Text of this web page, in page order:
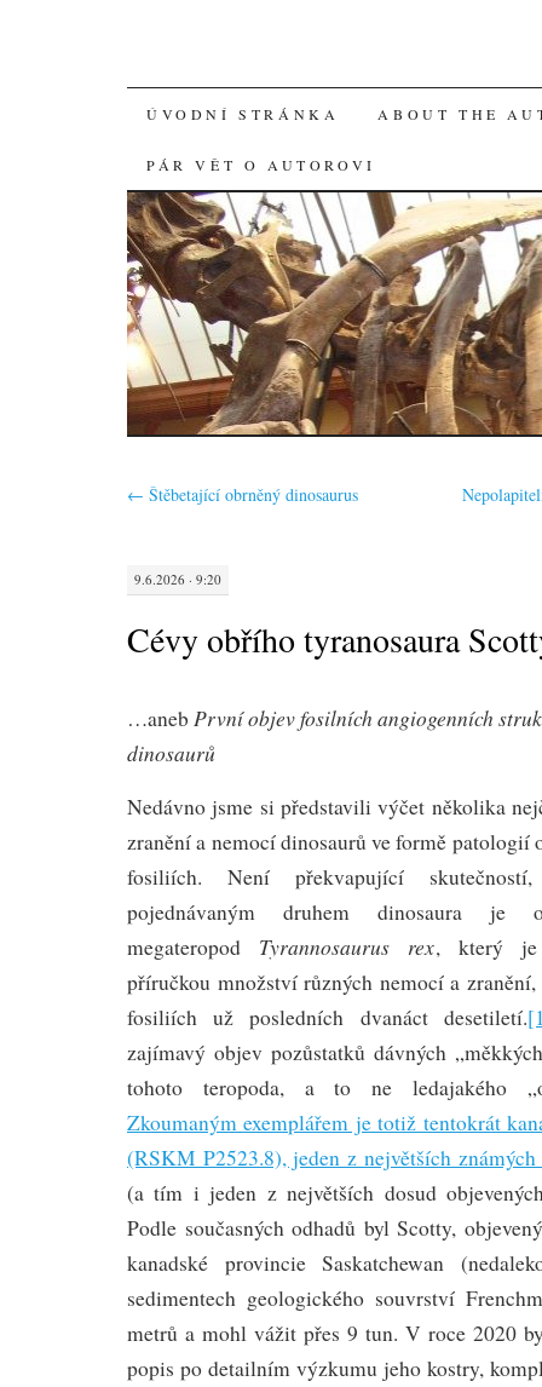
SKIP
TO
CONTENT
ÚVODNÍ STRÁNKA ABOUT THE
PÁR VĚT O AUTOROVI
← Štěbetající obrněný dinosaurus
9.6.2026 · 9:20
Cévy obřího tyranosaura
…aneb První objev fosilních angiogenních
dinosaurů
Nedávno jsme si představili výčet několika
zranění a nemocí dinosaurů ve formě patologií
fosiliích. Není překvapující
pojednávaným druhem dinosaura je
megateropod Tyrannosaurus rex, který je
příručkou množství různých nemocí a
fosiliích už posledních dvanáct desetiletí.
zajímavý objev pozůstatků dávných
tohoto teropoda, a to ne ledajakého
Zkoumaným exemplářem je totiž tentokrát
(RSKM P2523.8), jeden z největších
(a tím i jeden z největších dosud
Podle současných odhadů byl Scotty,
kanadské provincie Saskatchewan
sedimentech geologického souvrství
metrů a mohl vážit přes 9 tun. V roce 2020
popis po detailním výzkumu jeho kostry,